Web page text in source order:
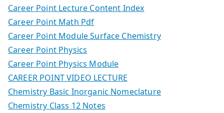
Career Point Lecture Content Index
Career Point Math Pdf
Career Point Module Surface Chemistry
Career Point Physics
Career Point Physics Module
CAREER POINT VIDEO LECTURE
Chemistry Basic Inorganic Nomeclature
Chemistry Class 12 Notes